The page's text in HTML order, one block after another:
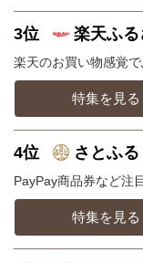
3位 楽天ふ
楽天のお買い物感覚
特集を見る
4位 さとふる
PayPay商品券など注
特集を見る